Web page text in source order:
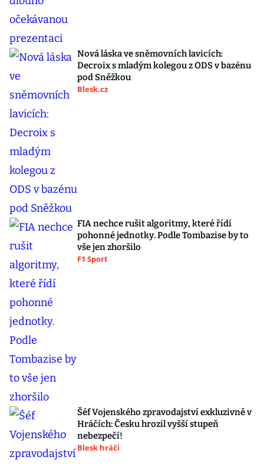
Nová láska ve sněmovních lavicích:
Decroix s mladým kolegou z ODS v bazénu
pod Sněžkou
Blesk.cz
FIA nechce rušit algoritmy, které řídí
pohonné jednotky. Podle Tombazise by to
vše jen zhoršilo
F1 Sport
Šéf Vojenského zpravodajství exkluzivně v
Hráčích: Česku hrozil vyšší stupeň
nebezpečí!
Blesk hráči